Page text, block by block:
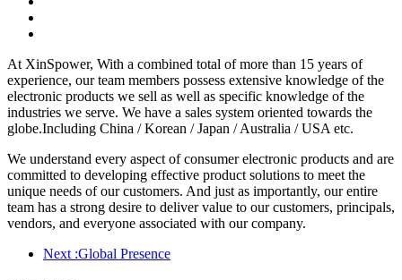
At XinSpower, With a combined total of more than 15 years of
experience, our team members possess extensive knowledge of the
electronic products we sell as well as specific knowledge of the
industries we serve. We have a sales system oriented towards the
globe.Including China / Korean / Japan / Australia / USA etc.
We understand every aspect of consumer electronic products and are
committed to developing effective product solutions to meet the
unique needs of our customers. And just as importantly, our entire
team has a strong desire to deliver value to our customers, principals,
vendors, and everyone associated with our company.
Next :Global Presence